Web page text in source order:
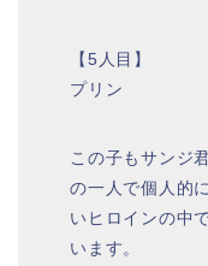
【5人目】
プリン
この子もサンジ
の一人で個人的
いヒロインの中
います。